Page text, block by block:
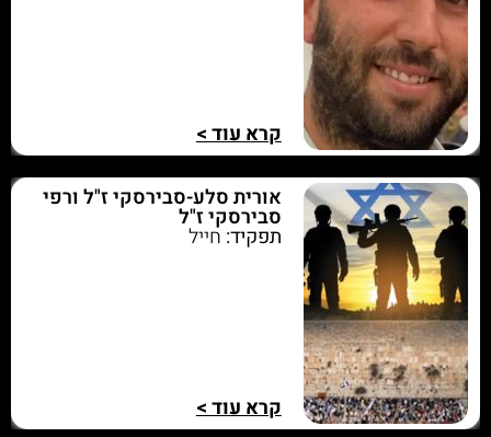
קרא עוד >
אורית סלע-סבירסקי ז"ל ורפי
סבירסקי ז"ל
תפקיד: חייל
קרא עוד >